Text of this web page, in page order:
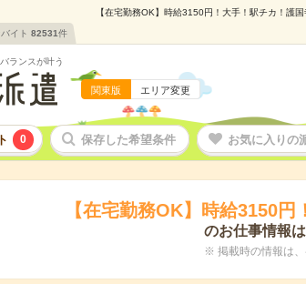
【在宅勤務OK】時給3150円！大手！駅チカ！護
イト 82531件
ランスが叶う
関東版 エリア変更
0 保存した希望条件 お気に入りの
【在宅勤務OK】時給3150
のお仕事情報
※ 掲載時の情報は、